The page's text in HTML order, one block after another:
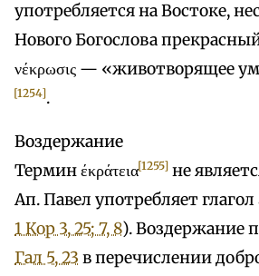
употребляется на Востоке,
Нового Богослова прекрасный
νέκρωσις — «животворящее
[1254].
Воздержание
Термин έκράτεια[1255] не
Ап. Павел употребляет глагол
1 Кор 3, 25; 7, 8). Воздержание
Гал 5, 23 в перечислении